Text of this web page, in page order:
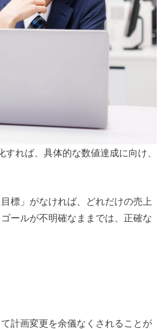
れば、具体的な数値達成に向け、
標」がなければ、どれだけの売上
ールが不明確なままでは、正確な
計画変更を余儀なくされることが